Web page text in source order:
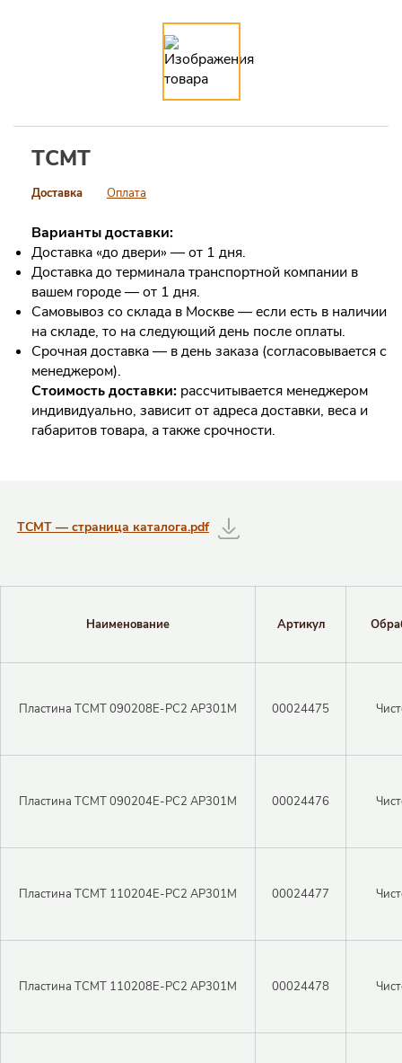
TCMT
Доставка Оплата
Варианты доставки:
Доставка «до двери» — от 1 дня.
Доставка до терминала транспортной компании в
вашем городе — от 1 дня.
Самовывоз со склада в Москве — если есть в наличии
на складе, то на следующий день после оплаты.
Срочная доставка — в день заказа (согласовывается с
менеджером).
Стоимость доставки: рассчитывается менеджером
индивидуально, зависит от адреса доставки, веса и
габаритов товара, а также срочности.
Таблицы с информацией о товаре
TCMT — страница каталога.pdf
Наименование Артикул
Пластина TCMT 090208E-PC2 AP301M 00024475
Пластина TCMT 090204E-PC2 AP301M 00024476
Пластина TCMT 110204E-PC2 AP301M 00024477
Пластина TCMT 110208E-PC2 AP301M 00024478